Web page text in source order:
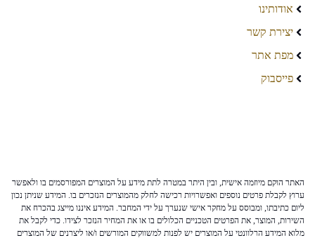
אודותינו
יצירת קשר
מפת אתר
פייסבוק
האתר הוקם מיוזמה אישית, ובין היתר במטרה לתת מידע על המוצרים המפורסמים בו ולאפשר
ערוץ לקבלת פרטים נוספים ואפשרויות רכישה לחלק מהמוצרים הנזכרים בו. המידע שניתן נכון
ליום כתיבתו, ומבוסס על מחקר אישי שנערך על ידי המחבר. המידע איננו מייצג בהכרח את
השירות, המוצר, את הפרטים הטכניים הכלולים בו או את המחיר הנזכר לצידו. כדי לקבל את
מלוא המידע הרלוונטי על המוצרים יש לפנות למשווקים המורשים ו/או ליצרנים של המוצרים